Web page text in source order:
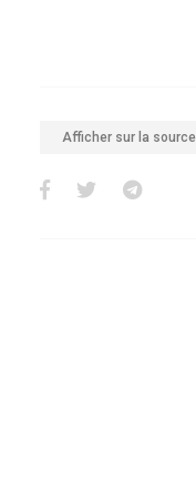
Afficher sur la source